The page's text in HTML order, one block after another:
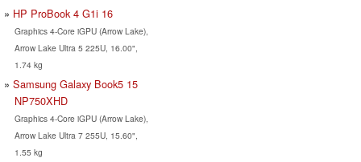
HP ProBook 4 G1i 16
Graphics 4-Core iGPU (Arrow Lake),
Arrow Lake Ultra 5 225U, 16.00",
1.74 kg
Samsung Galaxy Book5 15
NP750XHD
Graphics 4-Core iGPU (Arrow Lake),
Arrow Lake Ultra 7 255U, 15.60",
1.55 kg